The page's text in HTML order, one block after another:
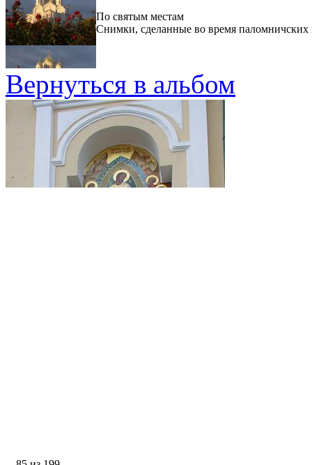
По святым местам
Снимки, сделанные во время паломничских
Вернуться в альбом